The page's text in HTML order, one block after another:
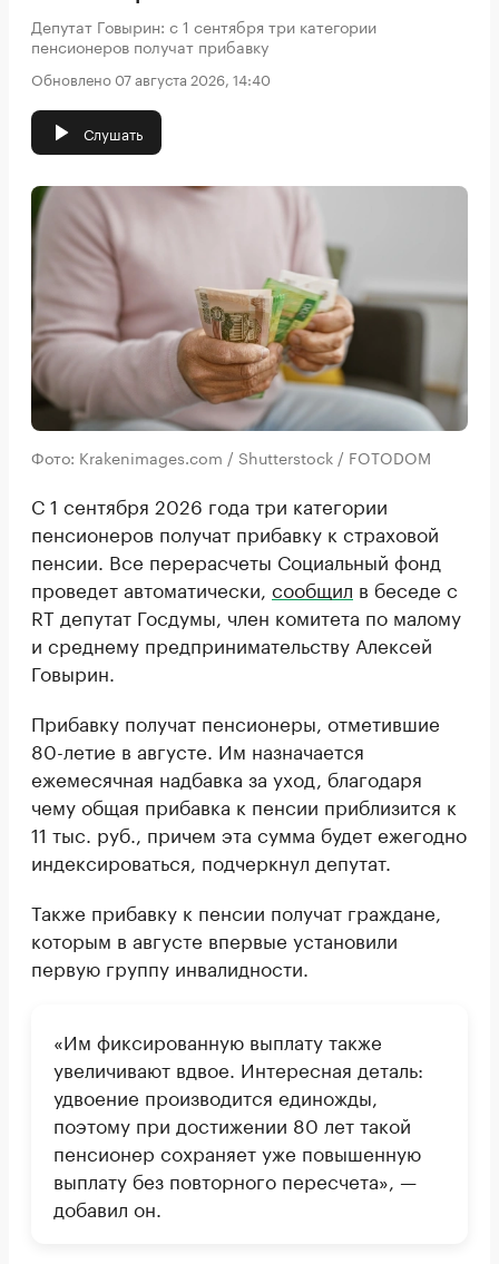
Депутат Говырин: с 1 сентября три категории
пенсионеров получат прибавку
Обновлено 07 августа 2026, 14:40
Слушать
Фото: Krakenimages.com / Shutterstock / FOTODOM
С 1 сентября 2026 года три категории
пенсионеров получат прибавку к страховой
пенсии. Все перерасчеты Социальный фонд
проведет автоматически, сообщил в беседе с
RT депутат Госдумы, член комитета по малому
и среднему предпринимательству Алексей
Говырин.
Прибавку получат пенсионеры, отметившие
80-летие в августе. Им назначается
ежемесячная надбавка за уход, благодаря
чему общая прибавка к пенсии приблизится к
11 тыс. руб., причем эта сумма будет ежегодно
индексироваться, подчеркнул депутат.
Также прибавку к пенсии получат граждане,
которым в августе впервые установили
первую группу инвалидности.
«Им фиксированную выплату также
увеличивают вдвое. Интересная деталь:
удвоение производится единожды,
поэтому при достижении 80 лет такой
пенсионер сохраняет уже повышенную
выплату без повторного пересчета», —
добавил он.